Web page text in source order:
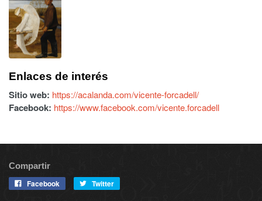
Enlaces de interés
Sitio web: https://acalanda.com/vicente-forcadell/
Facebook: https://www.facebook.com/vicente.forcadell
Compartir
Facebook Twitter